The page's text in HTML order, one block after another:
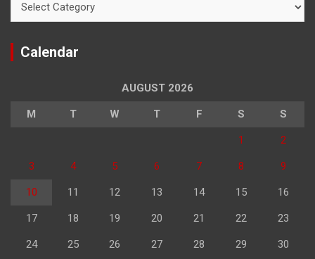
Calendar
AUGUST 2026
M T W T F S S
1 2
3 4 5 6 7 8 9
10 11 12 13 14 15 16
17 18 19 20 21 22 23
24 25 26 27 28 29 30